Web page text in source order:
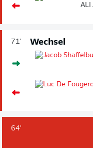
ALI
71' Wechsel
64'